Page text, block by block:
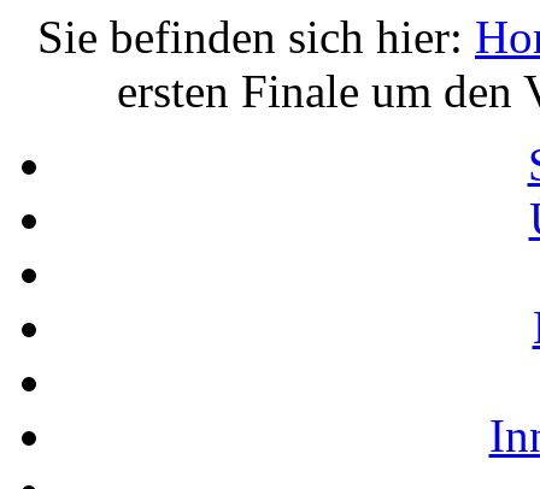
Sie befinden sich hier:
ersten Finale um